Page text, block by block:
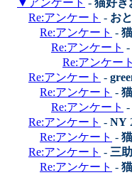
▼ アンケート - 猫好き
Re:アンケート - お
Re:アンケート -
Re:アンケート -
Re:アンケート
Re:アンケート -
Re:アンケート -
Re:アンケート -
Re:アンケート - NY
Re:アンケート -
Re:アンケート - 三助
Re:アンケート -